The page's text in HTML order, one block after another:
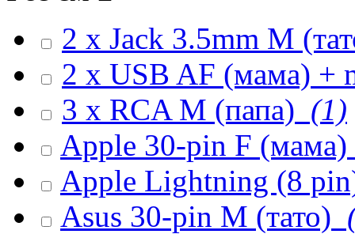
2 x Jack 3.5mm M
2 x USB AF (мама) +
3 x RCA M (папа) (1)
Apple 30-pin F (мама)
Apple Lightning (8
Asus 30-pin M (тато)